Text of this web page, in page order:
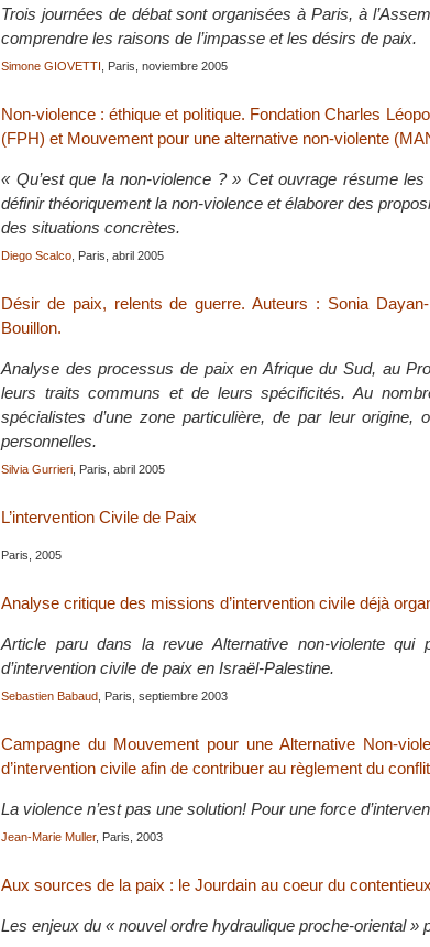
Trois journées de débat sont organisées à Paris, à
comprendre les raisons de l’impasse et les désirs de paix.
Simone GIOVETTI , Paris, noviembre 2005
Non-violence : éthique et politique. Fondation Charles
(FPH) et Mouvement pour une alternative non-violente
« Qu’est que la non-violence ? » Cet ouvrage résume
définir théoriquement la non-violence et élaborer des
des situations concrètes.
Diego Scalco , Paris, abril 2005
Désir de paix, relents de guerre. Auteurs : Sonia
Bouillon.
Analyse des processus de paix en Afrique du Sud, au
leurs traits communs et de leurs spécificités. Au
spécialistes d’une zone particulière, de par leur origine,
personnelles.
Silvia Gurrieri , Paris, abril 2005
L’intervention Civile de Paix
Paris, 2005
Analyse critique des missions d’intervention civile déjà
Article paru dans la revue Alternative non-violente qui
d’intervention civile de paix en Israël-Palestine.
Sebastien Babaud , Paris, septiembre 2003
Campagne du Mouvement pour une Alternative Non-
d’intervention civile afin de contribuer au règlement du
La violence n’est pas une solution! Pour une force
Jean-Marie Muller, Paris, 2003
Aux sources de la paix : le Jourdain au coeur du
Les enjeux du « nouvel ordre hydraulique proche-oriental »